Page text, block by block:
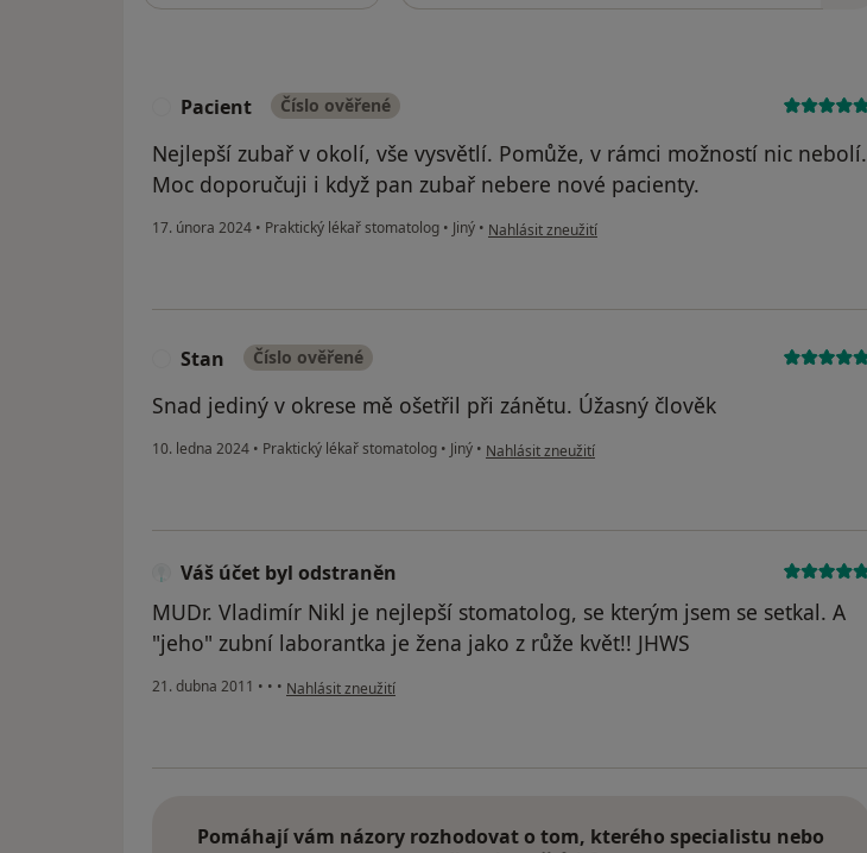
Pacient Číslo ověřené
Nejlepší zubař v okolí, vše vysvětlí. Pomůže, v rámci možností nic nebolí.
Moc doporučuji i když pan zubař nebere nové pacienty.
17. února 2024 • Praktický lékař stomatolog • Jiný • podle názoru uživatele Pacient
Nahlásit zneužití
Stan Číslo ověřené
Snad jediný v okrese mě ošetřil při zánětu. Úžasný člověk
10. ledna 2024 • Praktický lékař stomatolog • Jiný • podle názoru uživatele Stan
Nahlásit zneužití
Váš účet byl odstraněn
MUDr. Vladimír Nikl je nejlepší stomatolog, se kterým jsem se setkal. A
"jeho" zubní laborantka je žena jako z růže květ!! JHWS
21. dubna 2011 • • • podle názoru uživatele Váš účet byl odstraněn
Nahlásit zneužití
Pomáhají vám názory rozhodovat o tom, kterého specialistu nebo